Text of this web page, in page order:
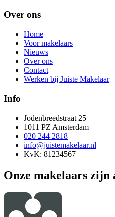
Over ons
Home
Voor makelaars
Nieuws
Over ons
Contact
Werken bij Juiste Makelaar
Info
Jodenbreedstraat 25
1011 PZ Amsterdam
020 244 2818
info@juistemakelaar.nl
KvK: 81234567
Onze makelaars zijn